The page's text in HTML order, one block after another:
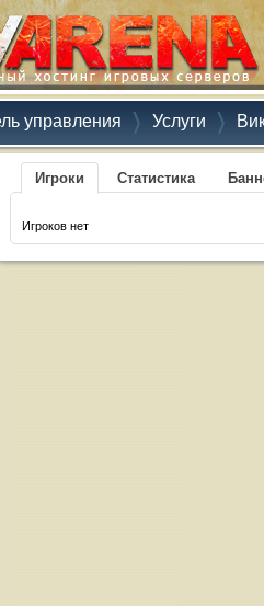
управления Услуги
Игроки Статистика
Игроков нет